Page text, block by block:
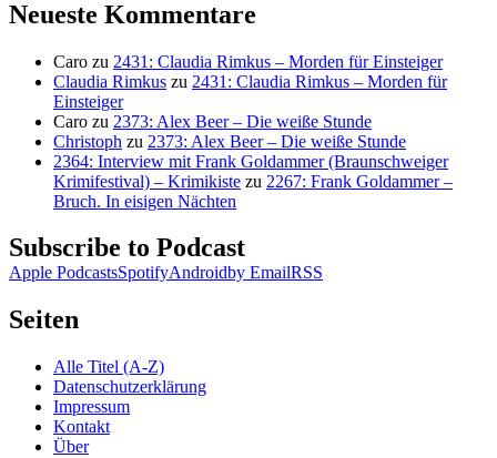
Neueste Kommentare
Caro zu 2431: Claudia Rimkus – Morden für Einsteiger
Claudia Rimkus zu 2431: Claudia Rimkus – Morden für
Einsteiger
Caro zu 2373: Alex Beer – Die weiße Stunde
Christoph zu 2373: Alex Beer – Die weiße Stunde
2364: Interview mit Frank Goldammer (Braunschweiger
Krimifestival) – Krimikiste zu 2267: Frank Goldammer –
Bruch. In eisigen Nächten
Subscribe to Podcast
Apple PodcastsSpotifyAndroidby EmailRSS
Seiten
Alle Titel (A-Z)
Datenschutzerklärung
Impressum
Kontakt
Über